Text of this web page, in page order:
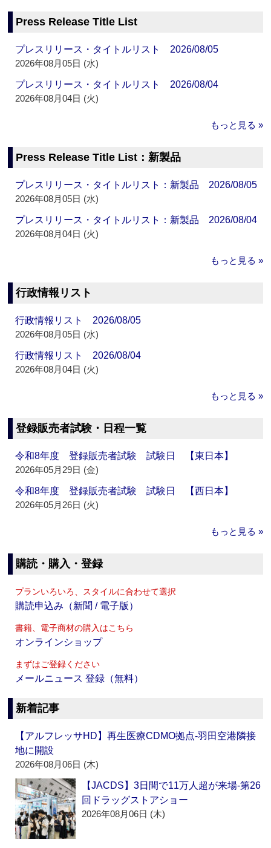
Press Release Title List
プレスリリース・タイトルリスト 2026/08/05
2026年08月05日 (水)
プレスリリース・タイトルリスト 2026/08/04
2026年08月04日 (火)
もっと見る »
Press Release Title List：新製品
プレスリリース・タイトルリスト：新製品 2026/08/05
2026年08月05日 (水)
プレスリリース・タイトルリスト：新製品 2026/08/04
2026年08月04日 (火)
もっと見る »
行政情報リスト
行政情報リスト 2026/08/05
2026年08月05日 (水)
行政情報リスト 2026/08/04
2026年08月04日 (火)
もっと見る »
登録販売者試験・日程一覧
令和8年度 登録販売者試験 試験日 【東日本】
2026年05月29日 (金)
令和8年度 登録販売者試験 試験日 【西日本】
2026年05月26日 (火)
もっと見る »
購読・購入・登録
プランいろいろ、スタイルに合わせて選択
購読申込み（新聞 / 電子版）
書籍、電子商材の購入はこちら
オンラインショップ
まずはご登録ください
メールニュース 登録（無料）
新着記事
【アルフレッサHD】再生医療CDMO拠点‐羽田空港隣接
地に開設
2026年08月06日 (木)
【JACDS】3日間で11万人超が来場‐第26
回ドラッグストアショー
2026年08月06日 (木)